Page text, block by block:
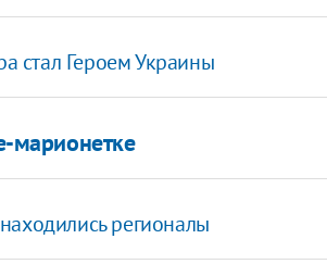
стал Героем Украины
марионетке
регионалы